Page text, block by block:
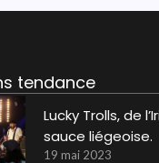
tendance
Lucky Trolls, de
sauce liégeoise.
19 mai 2023